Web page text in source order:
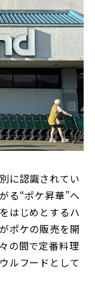
に認識されてい
る“ポケ昇華”へ
はじめとするハ
ポケの販売を開
の間で定番料理
ルフードとして